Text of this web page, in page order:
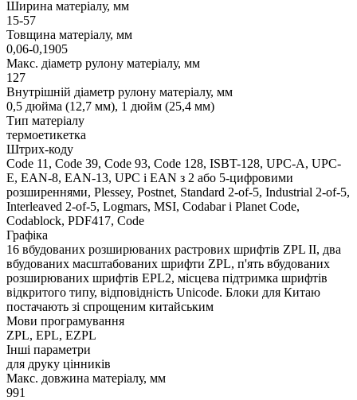
Ширина матеріалу, мм
15-57
Товщина матеріалу, мм
0,06-0,1905
Макс. діаметр рулону матеріалу, мм
127
Внутрішній діаметр рулону матеріалу, мм
0,5 дюйма (12,7 мм), 1 дюйм (25,4 мм)
Тип матеріалу
термоетикетка
Штрих-коду
Code 11, Code 39, Code 93, Code 128, ISBT-128, UPC-A, UPC-
E, EAN-8, EAN-13, UPC і EAN з 2 або 5-цифровими
розширеннями, Plessey, Postnet, Standard 2-of-5, Industrial 2-of-5,
Interleaved 2-of-5, Logmars, MSI, Codabar і Planet Code,
Codablock, PDF417, Code
Графіка
16 вбудованих розширюваних растрових шрифтів ZPL II, два
вбудованих масштабованих шрифти ZPL, п'ять вбудованих
розширюваних шрифтів EPL2, місцева підтримка шрифтів
відкритого типу, відповідність Unicode. Блоки для Китаю
постачають зі спрощеним китайським
Мови програмування
ZPL, EPL, EZPL
Інші параметри
для друку цінників
Макс. довжина матеріалу, мм
991